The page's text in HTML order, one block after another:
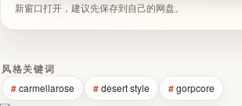
新窗口打开，建议先保存到自己的网盘。
风格关键词
carmellarose desert style gorpcore